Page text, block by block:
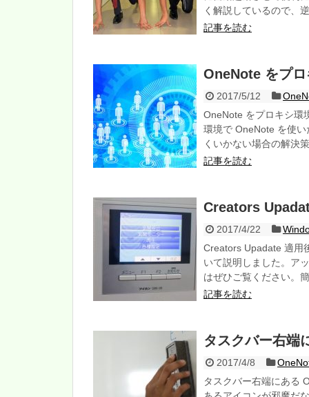
く解説しているので、
記事を読む
OneNote をプ
2017/5/12
OneNote をプロキシ環
環境で OneNote を使
くいかない場合の解決
記事を読む
Creators
2017/4/22
Creators Upadate 適用
いて説明しました。ア
はぜひご覧ください。
記事を読む
タスクバー右端
2017/4/8
タスクバー右端にある